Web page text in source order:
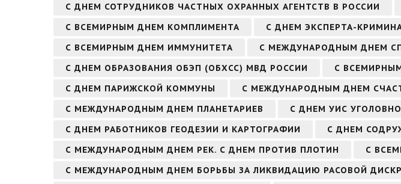
С ДНЕМ СОТРУДНИКОВ ЧАСТНЫХ ОХРАННЫХ АГЕНТСТВ В РОССИИ
С ВСЕМИРНЫМ ДНЕМ КОМПЛИМЕНТА
С ДНЕМ ЭКСПЕРТА-
С ВСЕМИРНЫМ ДНЕМ ИММУНИТЕТА
С МЕЖДУНАРОДНЫМ ДНЕМ
С ДНЕМ ОБРАЗОВАНИЯ ОБЭП (ОБХСС) МВД РОССИИ
С
С ДНЕМ ПАРИЖСКОЙ КОММУНЫ
С МЕЖДУНАРОДНЫМ ДНЕМ
С МЕЖДУНАРОДНЫМ ДНЕМ ПЛАНЕТАРИЕВ
С ДНЕМ УИС
С ДНЕМ РАБОТНИКОВ ГЕОДЕЗИИ И КАРТОГРАФИИ
С ДНЕМ
С МЕЖДУНАРОДНЫМ ДНЕМ РЕК. С ДНЕМ ПРОТИВ ПЛОТИН
С
С МЕЖДУНАРОДНЫМ ДНЕМ БОРЬБЫ ЗА ЛИКВИДАЦИЮ РАСОВОЙ